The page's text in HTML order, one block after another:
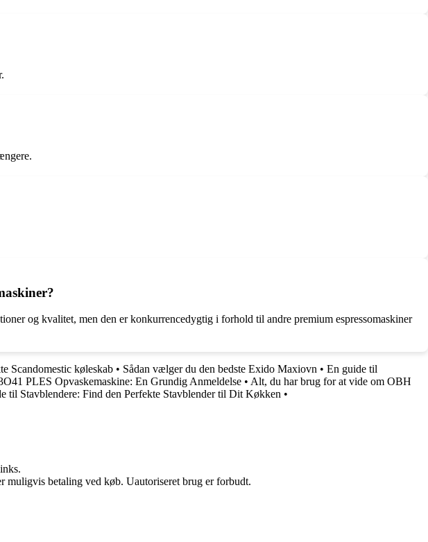
og kvalitet, men den er konkurrencedygtig i forhold til andre premium espressomaskiner
Scandomestic køleskab • Sådan vælger du den bedste Exido Maxiovn • En guide til
PLES Opvaskemaskine: En Grundig Anmeldelse • Alt, du har brug for at vide om OBH
til Stavblendere: Find den Perfekte Stavblender til Dit Køkken •
muligvis betaling ved køb. Uautoriseret brug er forbudt.